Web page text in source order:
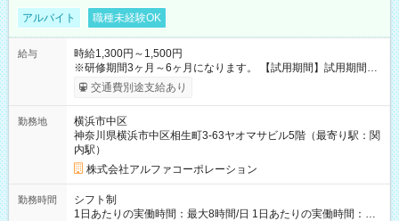
アルバイト 職種未経験OK
給与
時給1,300円～1,500円
※研修期間3ヶ月～6ヶ月になります。 【試用期間】試用期間あ
り 試用期間の長さ：1ヶ月 雇用形態、給与は本採用時と同じで
す。
交通費別途支給あり
勤務地
横浜市中区
神奈川県横浜市中区相生町3-63ヤオマサビル5階（最寄り駅：関
内駅）
株式会社アルファコーポレーション
勤務時間
シフト制
1日あたりの実働時間：最大8時間/日 1日あたりの実働時間：